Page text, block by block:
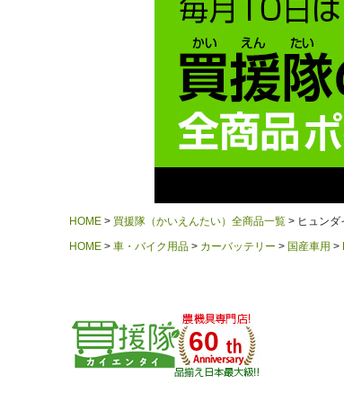
HOME 買援隊（かいえんたい）全商品一覧
ヒュン
HOME
車・バイク用品 カーバッテリー 国産車用
60